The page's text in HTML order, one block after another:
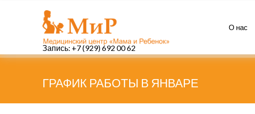
Запись: +7 (929) 692 00 62
О нас
ГРАФИК РАБОТЫ В ЯНВАРЕ